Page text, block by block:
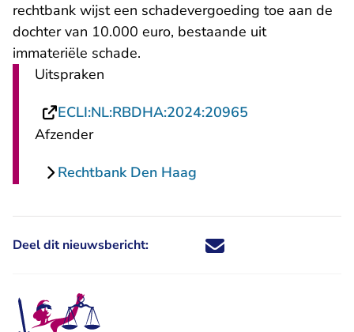
rechtbank wijst een schadevergoeding toe aan de
dochter van 10.000 euro, bestaande uit
immateriële schade.
Uitspraken
ECLI:NL:RBDHA:2024:20965
Afzender
Rechtbank Den Haag
Deel dit nieuwsbericht: Deel dit nieuwsbericht via X -
Deel dit nieuwsbericht via
Deel dit nieuwsbericht
Deel dit